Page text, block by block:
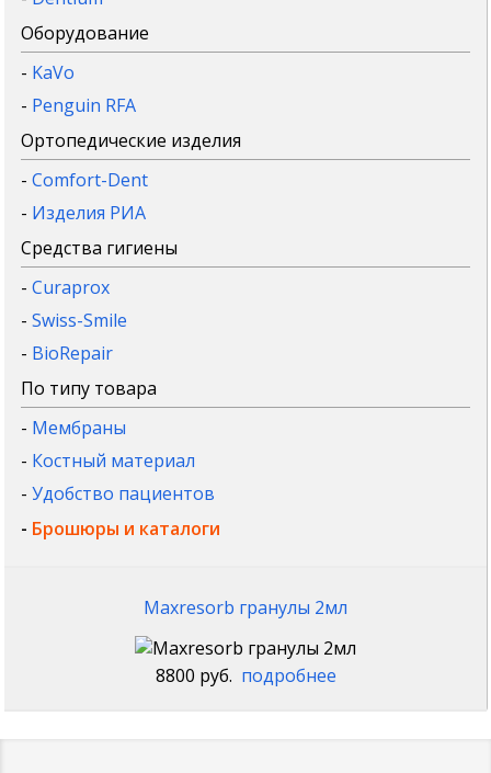
Оборудование
- KaVo
- Penguin RFA
Ортопедические изделия
-Comfort-Dent
- Изделия РИА
Средства гигиены
-Curaprox
-Swiss-Smile
- BioRepair
По типу товара
- Мембраны
- Костный материал
-Удобство пациентов
- Брошюры и каталоги
Maxresorb гранулы 2мл
8800 руб. подробнее